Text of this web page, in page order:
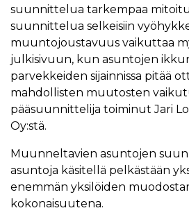
suunnittelua tarkempaa
suunnittelua selkeisiin
muuntojoustavuus vaikuttaa
julkisivuun, kun asuntojen
parvekkeiden sijainnissa pitää
mahdollisten muutosten
pääsuunnittelija toiminut Jari
Oy:stä.
Muunneltavien asuntojen
asuntoja käsitellä pelkästään
enemmän yksilöiden
kokonaisuutena.